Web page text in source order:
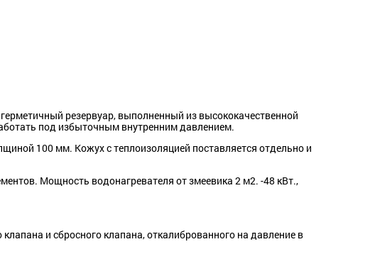
резервуар, выполненный из высококачественной
под избыточным внутренним давлением.
100 мм. Кожух с теплоизоляцией поставляется отдельно и
Мощность водонагревателя от змеевика 2 м2. -48 кВт.,
и сбросного клапана, откалиброванного на давление в